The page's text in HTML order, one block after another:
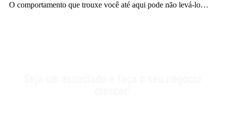
O comportamento que trouxe você até aqui pode não levá-lo…